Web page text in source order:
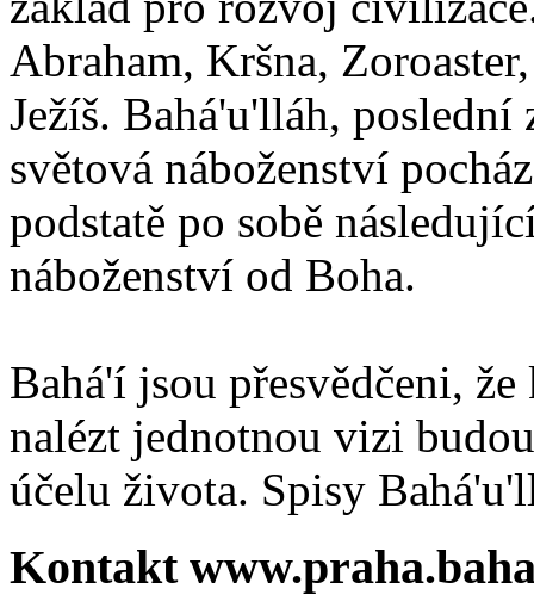
Abraham, Kršna,
Ježíš. Bahá'u'lláh,
světová náboženství
podstatě po sobě
náboženství od Boha.
Bahá'í jsou přesvědčeni,
nalézt jednotnou vizi
účelu života. Spisy
Kontakt